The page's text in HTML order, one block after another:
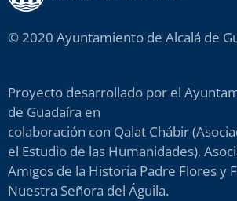
© 2020 Ayuntamiento de Alcalá de
Proyecto desarrollado por el
de Guadaíra en
colaboración con Qalat Chábir
el Estudio de las Humanidades),
Amigos de la Historia Padre Flores y
Nuestra Señora del Águila.